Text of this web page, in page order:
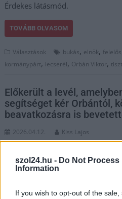
szol24.hu - Do Not Process
Information
If you wish to opt-out of the
Érdekes látásmód.
TOVÁBB OLVASOM
Választások bukás, elnök, felelős
kormánypárt, lecserél, Orbán Viktor,
Előkerült a levél,
segítséget kér Orbántól,
beavatkozásra is
2026.04.12. Kiss Lajos